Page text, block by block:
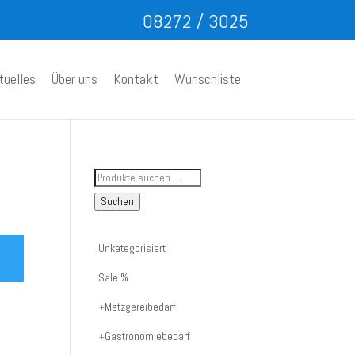
08272 / 3025
Über uns Kontakt Wunschliste
Suche
nach
oder
Produktname:
Suchen
Unkategorisiert
Sale %
Metzgereibedarf
Gastronomiebedarf